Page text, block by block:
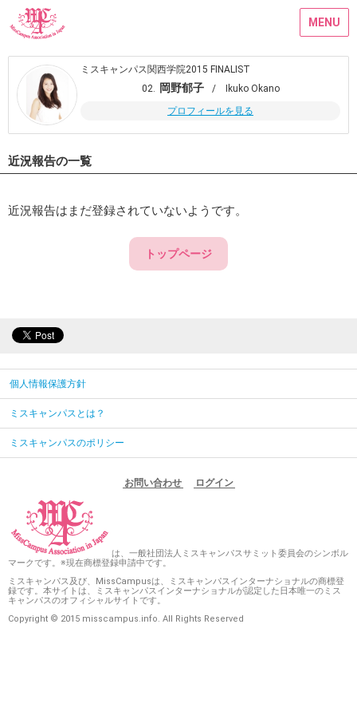
MENU
ミスキャンパス関西学院2015 FINALIST
02. 岡野郁子
/ Ikuko Okano
プロフィールを見る
近況報告の一覧
近況報告はまだ登録されていないようです。
トップページ
個人情報保護方針
ミスキャンパスとは？
ミスキャンパスのポリシー
お問い合わせ ログイン
は、一般社団法人ミスキャンパスサミット委員会のシンボル
マークです。※現在商標登録申請中です。
ミスキャンパス及び、MissCampusは、ミスキャンパスインターナショナルの商標登
録です。本サイトは、ミスキャンパスインターナショナルが認定した日本唯一のミス
キャンパスのオフィシャルサイトです。
Copyright © 2015 misscampus.info. All Rights Reserved